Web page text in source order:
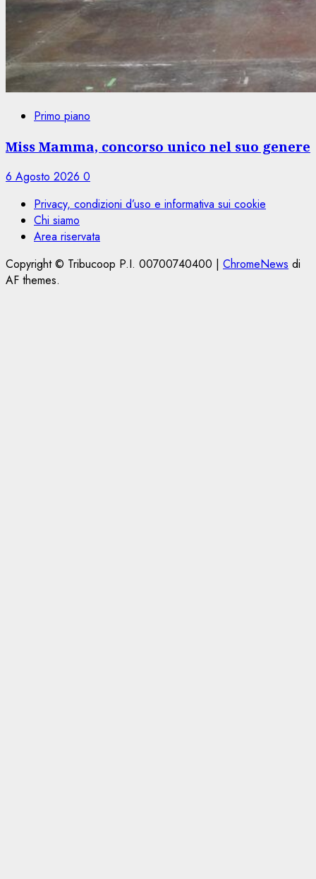
Primo piano
Miss Mamma, concorso unico nel suo genere
6 Agosto 2026 0
Privacy, condizioni d’uso e informativa sui cookie
Chi siamo
Area riservata
Copyright © Tribucoop P.I. 00700740400 | ChromeNews di
AF themes.